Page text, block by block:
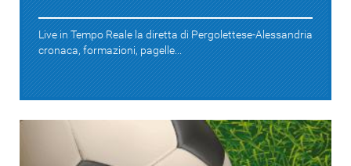
Live in Tempo Reale la diretta di Pergolettese-Alessandria
cronaca, formazioni, pagelle...